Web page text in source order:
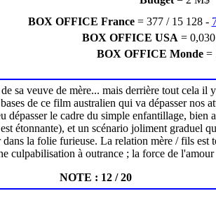
BOX OFFICE France= 377 / 15 128 -
BOX OFFICE USA =
BOX OFFICE Monde=
sa veuve de mère... mais derrière tout cela
de ce film australien qui va dépasser nos
le cadre du simple enfantillage, bien
étonnante), et un scénario joliment graduel
la folie furieuse. La relation mère / fils est
culpabilisation à outrance ; la force de
NOTE : 12 / 20